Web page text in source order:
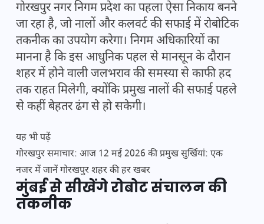
गोरखपुर नगर निगम प्रदेश का पहला ऐसा निकाय बनने
जा रहा है, जो नालों और कलवर्ट की सफाई में रोबोटिक
तकनीक का उपयोग करेगा। निगम अधिकारियों का
मानना है कि इस आधुनिक पहल से मानसून के दौरान
शहर में होने वाली जलभराव की समस्या से काफी हद
तक राहत मिलेगी, क्योंकि प्रमुख नालों की सफाई पहले
से कहीं बेहतर ढंग से हो सकेगी।
यह भी पढ़ें
गोरखपुर समाचार: आज 12 मई 2026 की प्रमुख सुर्खियां: एक
नजर में जानें गोरखपुर शहर की हर खबर
मुंबई से सीखेंगे रोबोट संचालन की
तकनीक